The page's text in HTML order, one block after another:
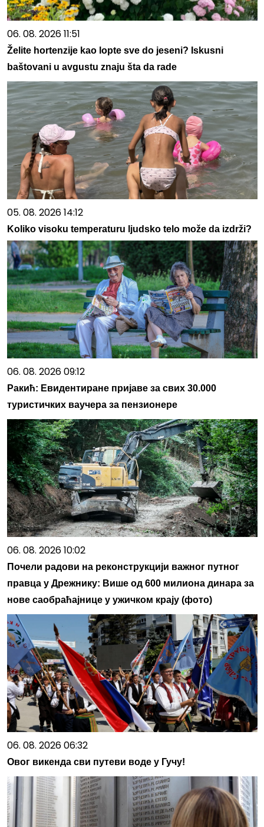
06. 08. 2026 11:51
Želite hortenzije kao lopte sve do jeseni? Iskusni
baštovani u avgustu znaju šta da rade
05. 08. 2026 14:12
Koliko visoku temperaturu ljudsko telo može da izdrži?
06. 08. 2026 09:12
Ракић: Евидентиране пријаве за свих 30.000
туристичких ваучера за пензионере
06. 08. 2026 10:02
Почели радови на реконструкцији важног путног
правца у Дрежнику: Више од 600 милиона динара за
нове саобраћајнице у ужичком крају (фото)
06. 08. 2026 06:32
Овог викенда сви путеви воде у Гучу!